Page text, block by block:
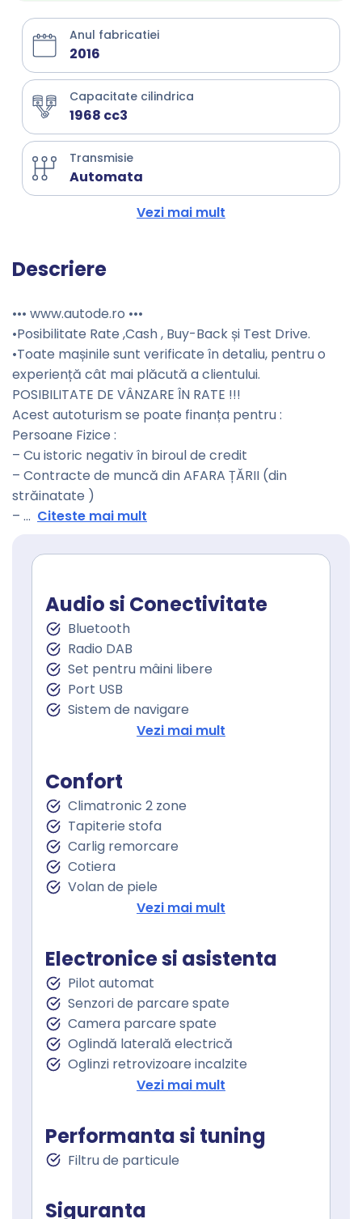
Anul fabricatiei
2016
Capacitate cilindrica
1968 cc3
Transmisie
Automata
Vezi mai mult
Descriere
••• www.autode.ro •••
•Posibilitate Rate ,Cash , Buy-Back și Test Drive.
•Toate mașinile sunt verificate în detaliu, pentru o
experiență cât mai plăcută a clientului.
POSIBILITATE DE VÂNZARE ÎN RATE !!!
Acest autoturism se poate finanța pentru :
Persoane Fizice :
– Cu istoric negativ în biroul de credit
– Contracte de muncă din AFARA ȚĂRII (din
străinatate )
– ... Citeste mai mult
Audio si Conectivitate
Bluetooth
Radio DAB
Set pentru mâini libere
Port USB
Sistem de navigare
TouchscreenVezi mai mult
Confort
Climatronic 2 zone
Tapiterie stofa
Carlig remorcare
Cotiera
Volan de piele
Volan cu comenzi
Geamuri fata electrice
Geamuri cu tenta
Vezi mai mult
Electronice si asistenta
Pilot automat
Senzori de parcare spate
Camera parcare spate
Oglindă laterală electrică
Oglinzi retrovizoare incalzite
Oglinzi exterioare rabatabile electric
Lumini de zi
Proiectoare ceata
Sistem Start Stop
Vezi mai mult
Performanta si tuning
Filtru de particule
Siguranta